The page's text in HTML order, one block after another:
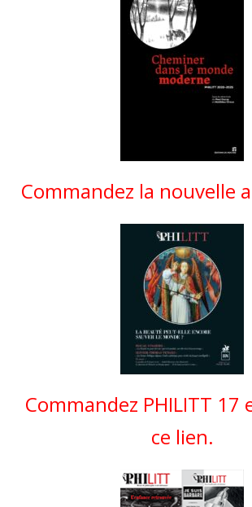
Commandez la nouvelle
Commandez PHILITT 17
ce lien.